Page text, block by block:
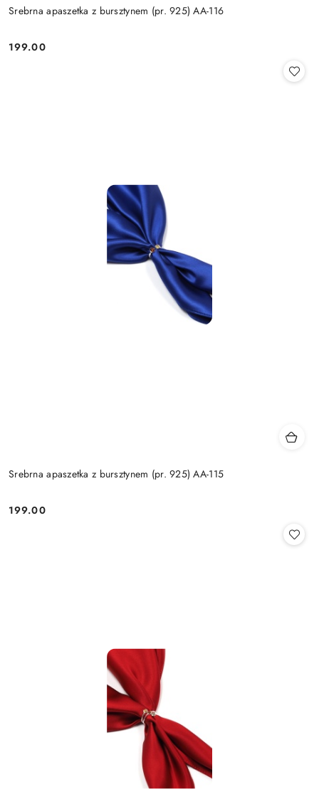
Srebrna apaszetka z bursztynem (pr. 925) AA-116
Cena:
199.00
Srebrna apaszetka z bursztynem (pr. 925) AA-115
Cena:
199.00